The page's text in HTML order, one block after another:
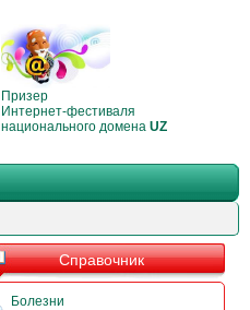
Призер
Интернет-фестиваля
национального домена UZ
Справочник
Болезни